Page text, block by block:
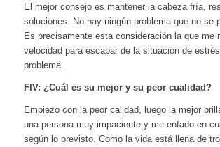
El mejor consejo es mantener la cabeza fría,
soluciones. No hay ningún problema que no se
Es precisamente esta consideración la que me
velocidad para escapar de la situación de
problema.
FIV: ¿Cuál es su mejor y su peor cualidad?
Empiezo con la peor calidad, luego la mejor
una persona muy impaciente y me enfado en
según lo previsto. Como la vida está llena de